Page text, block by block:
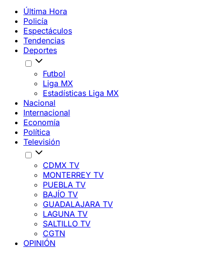
Última Hora
Policía
Espectáculos
Tendencias
Deportes
Futbol
Liga MX
Estadísticas Liga MX
Nacional
Internacional
Economía
Política
Televisión
CDMX TV
MONTERREY TV
PUEBLA TV
BAJÍO TV
GUADALAJARA TV
LAGUNA TV
SALTILLO TV
CGTN
OPINIÓN